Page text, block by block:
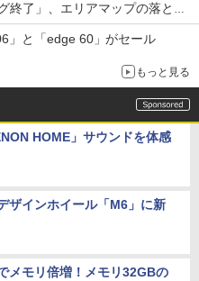
終了」、エリアマップの落とし
」と「edge 60」がセール
もっと見る
HOME」サウンドを体感
ザインホイール「M6」に新
メモリ倍増！メモリ32GBの